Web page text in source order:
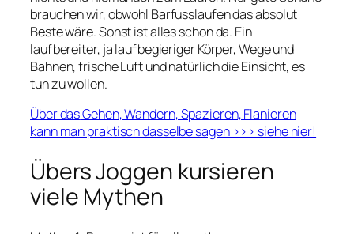
brauchen wir, obwohl Barfusslaufen das absolut
Beste wäre. Sonst ist alles schon da. Ein
laufbereiter, ja laufbegieriger Körper, Wege und
Bahnen, frische Luft und natürlich die Einsicht, es
tun zu wollen.
Über dasGehen, Wandern, Spazieren, Flanieren
kann man praktisch dasselbe sagen >>> siehe hier!
Übers Joggen kursieren
viele Mythen